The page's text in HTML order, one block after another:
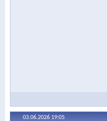
03.06.2026 19:05